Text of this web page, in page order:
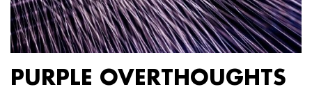
PURPLE OVERTHOUGHTS